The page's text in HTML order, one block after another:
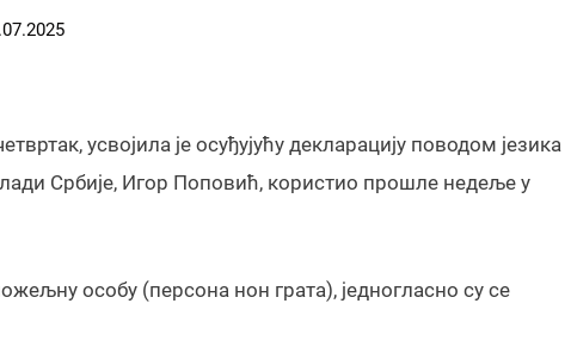
усвојила је осуђујућу декларацију поводом језика
Србије, Игор Поповић, користио прошле недеље у
особу (персона нон грата), једногласно су се